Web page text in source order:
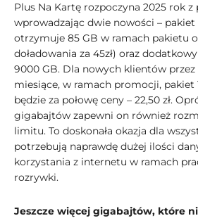
Plus Na Kartę rozpoczyna 2025 rok
wprowadzając dwie nowości –
otrzymuje 85 GB w ramach pakietu
doładowania za 45zł) oraz
9000 GB. Dla nowych klientów przez
miesiące, w ramach promocji, pakiet
będzie za połowę ceny – 22,50 zł.
gigabajtów zapewni on również
limitu. To doskonała okazja dla
potrzebują naprawdę dużej ilości
korzystania z internetu w ramach
rozrywki.
Jeszcze więcej gigabajtów, które